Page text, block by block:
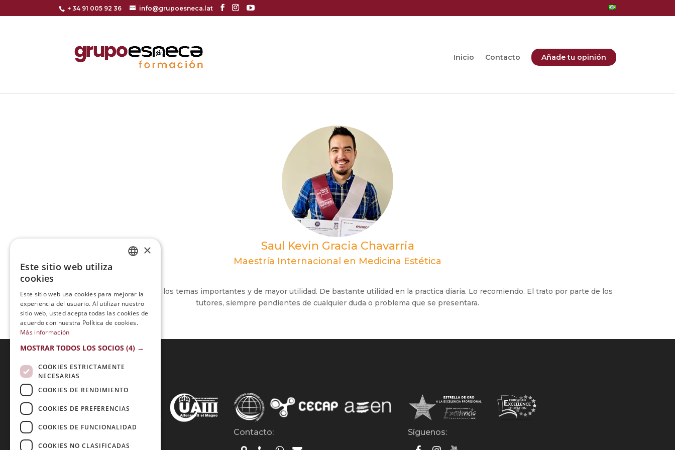
+ 34 91 005 92 36 info@grupoesneca.lat
Inicio Contacto Añade tu opinión
Saul Kevin Gracia Chavarria
Maestría Internacional en Medicina Estética
Un curso bien enfocado en los temas importantes y de mayor utilidad. De bastante utilidad en la practica diaria. Lo recomiendo. El trato por parte de los
tutores, siempre pendientes de cualquier duda o problema que se presentara.
Acreditaciones:
Métodos de Pago: Contacto: Síguenos:
×
Este sitio web utiliza
cookies
Este sitio web usa cookies para mejorar la
experiencia del usuario. Al utilizar nuestro
sitio web, usted acepta todas las cookies de
acuerdo con nuestra Política de cookies.
Más información
MOSTRAR TODOS LOS SOCIOS (4) →
COOKIES ESTRICTAMENTE
NECESARIAS
COOKIES DE RENDIMIENTO
COOKIES DE PREFERENCIAS
COOKIES DE FUNCIONALIDAD
COOKIES NO CLASIFICADAS